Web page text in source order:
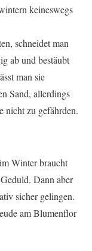
keineswegs
schneidet man
ab und bestäubt
man sie
Sand, allerdings
nicht zu gefährden.
Winter braucht
Dann aber
sicher gelingen.
am Blumenflor